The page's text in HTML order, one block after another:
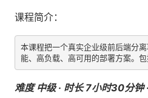
课程简介：
本课程把一个真实企业级前后端分
难度 中级 · 时长 7小时30分